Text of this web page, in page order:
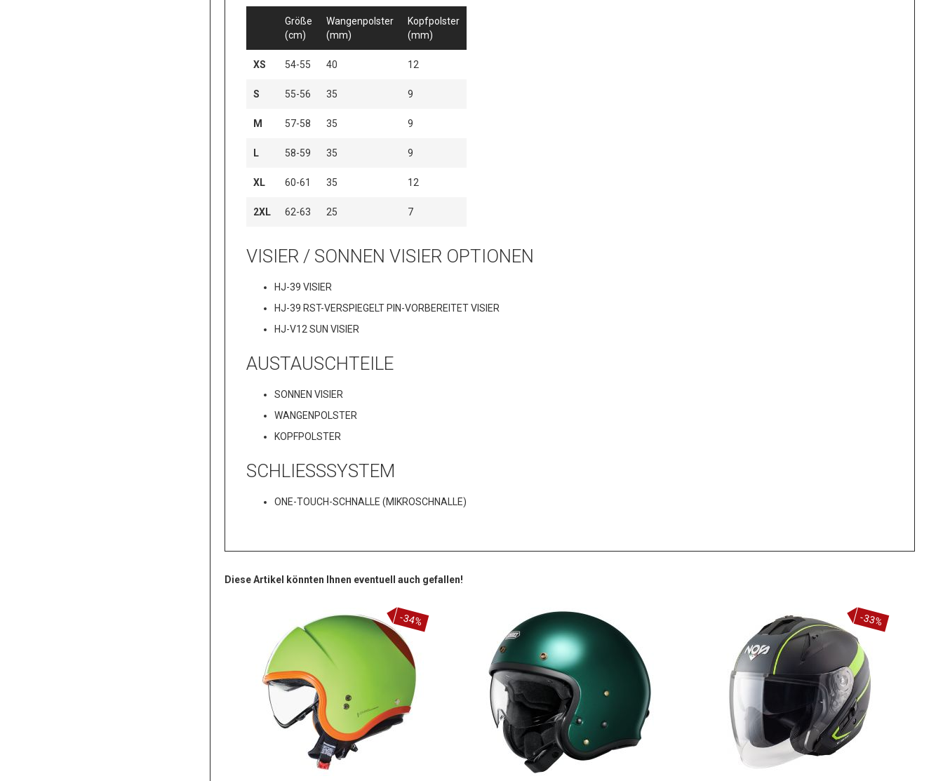
Größe
(cm)
Wangenpolster
(mm)
Kopfpolster
(mm)
XS 54-55 40 12
S 55-56 35 9
M 57-58 35 9
L 58-59 35 9
XL 60-61 35 12
2XL 62-63 25 7
VISIER / SONNEN VISIER OPTIONEN
HJ-39 VISIER
HJ-39 RST-VERSPIEGELT PIN-VORBEREITET VISIER
HJ-V12 SUN VISIER
AUSTAUSCHTEILE
SONNEN VISIER
WANGENPOLSTER
KOPFPOLSTER
SCHLIESSSYSTEM
ONE-TOUCH-SCHNALLE (MIKROSCHNALLE)
Diese Artikel könnten Ihnen eventuell auch gefallen!
-34% -33%